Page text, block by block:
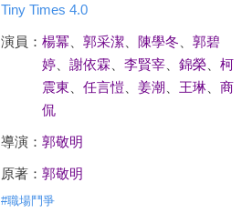
Tiny Times 4.0
演員： 楊冪 郭采潔、 陳學冬
郭碧
婷、 謝依霖 李賢宰、 錦榮、 柯
震東
任言愷、 姜潮 王琳、 商
侃
導演： 郭敬明
原著： 郭敬明
#職場鬥爭